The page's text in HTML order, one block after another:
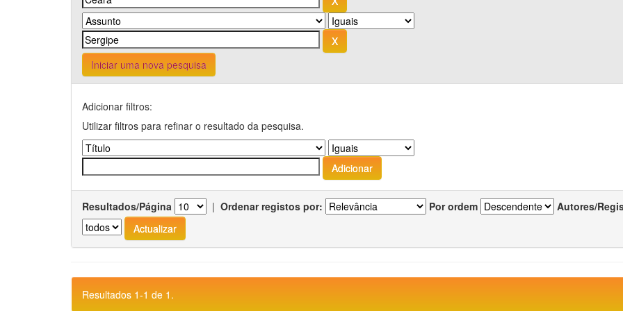
Iniciar uma nova pesquisa
Adicionar filtros:
Utilizar filtros para refinar o resultado da pesquisa.
Resultados/Página | Ordenar registos por: Por ordem Autores/
Resultados 1-1 de 1.